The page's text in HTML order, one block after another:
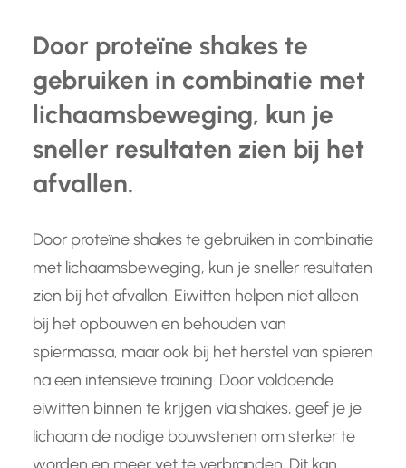
Door proteïne shakes te
gebruiken in combinatie met
lichaamsbeweging, kun je
sneller resultaten zien bij het
afvallen.
Door proteïne shakes te gebruiken in combinatie
met lichaamsbeweging, kun je sneller resultaten
zien bij het afvallen. Eiwitten helpen niet alleen
bij het opbouwen en behouden van
spiermassa, maar ook bij het herstel van spieren
na een intensieve training. Door voldoende
eiwitten binnen te krijgen via shakes, geef je je
lichaam de nodige bouwstenen om sterker te